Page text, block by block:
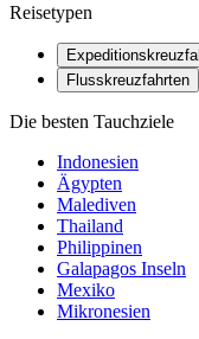
Reisetypen
Flusskreuzfahrten
Die besten Tauchziele
Indonesien
Ägypten
Malediven
Thailand
Philippinen
Galapagos Inseln
Mexiko
Mikronesien